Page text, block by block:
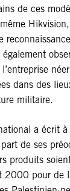
de ces
dans des
militaire.
a écrit
de ses
produits
2000 pour de